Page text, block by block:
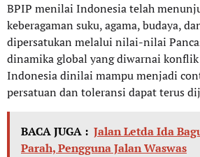
BPIP menilai Indonesia telah
keberagaman suku, agama, budaya,
dipersatukan melalui nilai-nilai
dinamika global yang diwarnai
Indonesia dinilai mampu menjadi
persatuan dan toleransi dapat terus
BACA JUGA : Jalan Letda Ida
Parah, Pengguna Jalan Waswas